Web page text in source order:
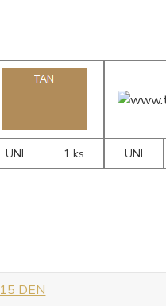
UNI 1 ks UNI
15 DEN